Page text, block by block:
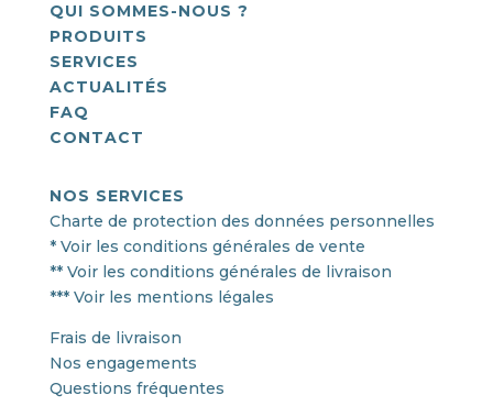
QUI SOMMES-NOUS ?
PRODUITS
SERVICES
ACTUALITÉS
FAQ
CONTACT
NOS SERVICES
Charte de protection des données personnelles
* Voir les conditions générales de vente
** Voir les conditions générales de livraison
*** Voir les mentions légales
Frais de livraison
Nos engagements
Questions fréquentes